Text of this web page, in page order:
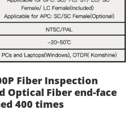
Fiber Inspection
Optical Fiber end-face
400 times